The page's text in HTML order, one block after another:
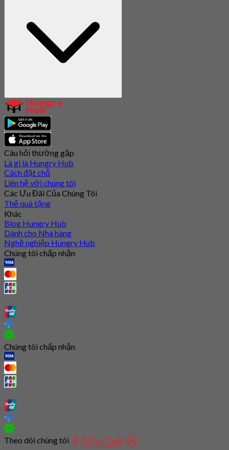
Câu hỏi thường gặp
Là gì là Hungry Hub
Cách đặt chỗ
Liên hệ với chúng tôi
Các Ưu Đãi Của Chúng Tôi
Thẻ quà tặng
Khác
Blog Hungry Hub
Dành cho Nhà hàng
Nghề nghiệp Hungry Hub
Chúng tôi chấp nhận
Chúng tôi chấp nhận
Theo dõi chúng tôi